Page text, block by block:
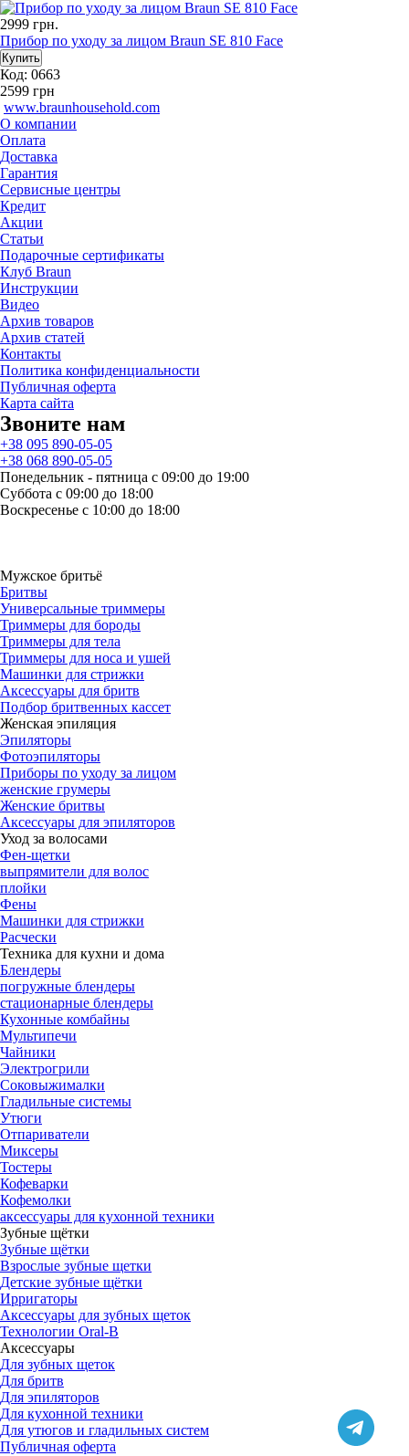
2999 грн.
Прибор по уходу за лицом Braun SE 810 Face
Код: 0663
2599 грн
www.braunhousehold.com
О компании
Оплата
Доставка
Гарантия
Сервисные центры
Кредит
Акции
Статьи
Подарочные сертификаты
Клуб Braun
Инструкции
Видео
Архив товаров
Архив статей
Контакты
Политика конфиденциальности
Публичная оферта
Карта сайта
Звоните нам
+38 095 890-05-05
+38 068 890-05-05
Понедельник - пятница с 09:00 до 19:00
Суббота с 09:00 до 18:00
Воскресенье с 10:00 до 18:00
Мужское бритьё
Бритвы
Универсальные триммеры
Триммеры для бороды
Триммеры для тела
Триммеры для носа и ушей
Машинки для стрижки
Аксессуары для бритв
Подбор бритвенных кассет
Женская эпиляция
Эпиляторы
Фотоэпиляторы
Приборы по уходу за лицом
женские грумеры
Женские бритвы
Аксессуары для эпиляторов
Уход за волосами
Фен-щетки
выпрямители для волос
плойки
Фены
Машинки для стрижки
Расчески
Техника для кухни и дома
Блендеры
погружные блендеры
стационарные блендеры
Кухонные комбайны
Мультипечи
Чайники
Электрогрили
Соковыжималки
Гладильные системы
Утюги
Отпариватели
Миксеры
Тостеры
Кофеварки
Кофемолки
аксессуары для кухонной техники
Зубные щётки
Зубные щётки
Взрослые зубные щетки
Детские зубные щётки
Ирригаторы
Аксессуары для зубных щеток
Технологии Oral-B
Аксессуары
Для зубных щеток
Для бритв
Для эпиляторов
Для кухонной техники
Для утюгов и гладильных систем
Публичная оферта